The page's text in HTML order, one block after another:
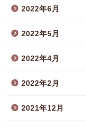
2022年6月
2022年5月
2022年4月
2022年2月
2021年12月